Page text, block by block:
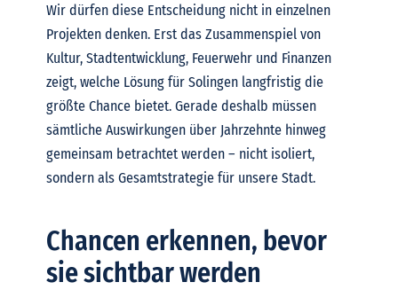
Wir dürfen diese Entscheidung nicht in einzelnen
Projekten denken. Erst das Zusammenspiel von
Kultur, Stadtentwicklung, Feuerwehr und Finanzen
zeigt, welche Lösung für Solingen langfristig die
größte Chance bietet. Gerade deshalb müssen
sämtliche Auswirkungen über Jahrzehnte hinweg
gemeinsam betrachtet werden – nicht isoliert,
sondern als Gesamtstrategie für unsere Stadt.
Chancen erkennen, bevor
sie sichtbar werden